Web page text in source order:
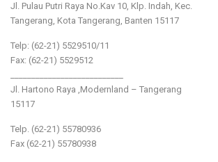
Jl. Pulau Putri Raya No.Kav 10, Klp. Indah, Kec.
Tangerang, Kota Tangerang, Banten 15117
Telp: (62-21) 5529510/11
Fax: (62-21) 5529512
Jl. Hartono Raya ,Modernland – Tangerang
15117
Telp. (62-21) 55780936
Fax (62-21) 55780938